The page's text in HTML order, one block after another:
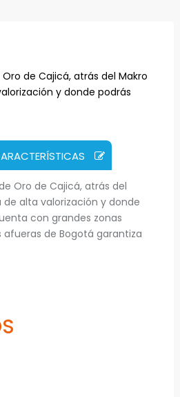
de Cajicá, atrás del Makro
y donde podrás
Oro de Cajicá, atrás del
alta valorización y donde
con grandes zonas
de Bogotá garantiza